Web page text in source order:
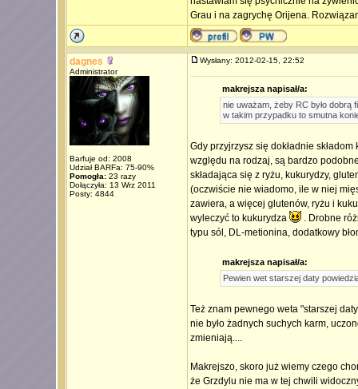
Grau i na zagrychę Orijena.
dagnes
Administrator
Barfuje od: 2008
Udział BARFa: 75-90%
Pomogła:23 razy
Dołączyła: 13 Wrz 2011
Posty: 4844
Wysłany: 2012-02-15, 22:52
makrejsza napisał/a:
nie uważam, żeby RC było dobrą
w takim przypadku to smutna
Gdy przyjrzysz się dokładnie
względu na rodzaj, są bardzo
składająca się z ryżu, kukurydzy,
(oczwiście nie wiadomo, ile w niej
zawiera, a więcej glutenów, ryżu i
wyleczyć to kukurydza
. Drobne
typu sól, DL-metionina, dodatkowy
makrejsza napisał/a:
Pewien wet starszej daty
Też znam pewnego weta "starszej
nie było żadnych suchych karm,
zmieniają....
Makrejszo, skoro już wiemy czego
że Grzdylu nie ma w tej chwili